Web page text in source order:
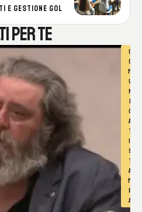
E GESTIONE GOL
PER TE
C
O
M
U
N
I
C
A
T
I
S
T
A
M
P
A